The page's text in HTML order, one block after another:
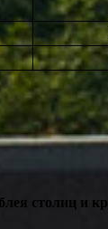
столиц и